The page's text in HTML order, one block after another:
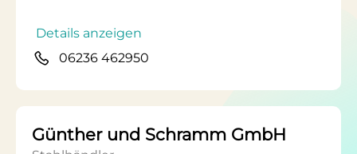
Details anzeigen
06236 462950
Günther und Schramm GmbH